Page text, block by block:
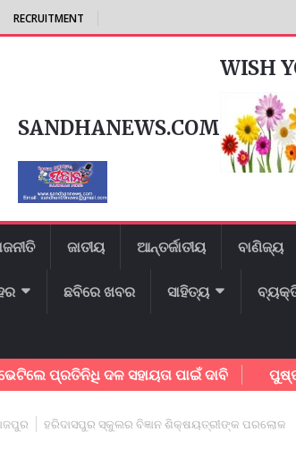
RECRUITMENT
WISH
SANDHANEWS.COM
ଜାତୀୟ ଆନ୍ତର୍ଜାତୀୟ ବାଣିଜ୍ୟ
ଛବିରେ ଖବର ସାହିତ୍ୟ
ଦଳ ସହାୟତା ପାଇଁ ଦାବି ପୁଷ୍ପଗିରି ପ୍ରେସ୍
ହରିଦାସପୁର ସ୍କୁଲର ବିଜ୍ଞାନ ଶିକ୍ଷୟତ୍ରୀଙ୍କ ପରଲୋକ